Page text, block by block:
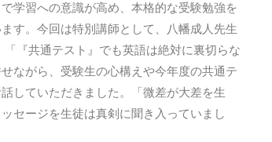
学習への意識が高め、本格的な受験勉強を
す。今回は特別講師として、八幡成人先生
『共通テスト』でも英語は絶対に裏切らな
ながら、受験生の心構えや今年度の共通テ
していただきました。「微差が大差を生
セージを生徒は真剣に聞き入っていまし